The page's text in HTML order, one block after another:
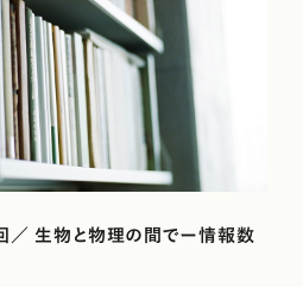
生物と物理の間でー情報数